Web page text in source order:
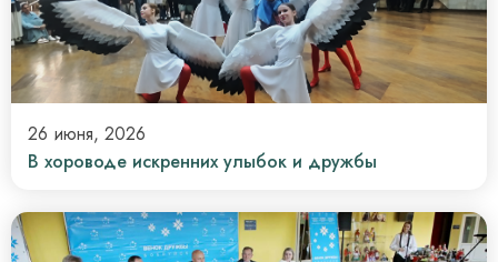
26 июня, 2026
В хороводе искренних улыбок и дружбы